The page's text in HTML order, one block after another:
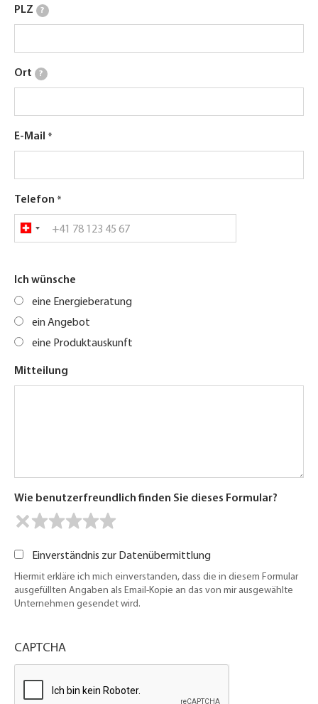
PLZ ?
Ort ?
E-Mail
Telefon
Ich wünsche
eine Energieberatung
ein Angebot
eine Produktauskunft
Mitteilung
Wie benutzerfreundlich finden Sie dieses Formular?
Einverständnis zur Datenübermittlung
Hiermit erkläre ich mich einverstanden, dass die in diesem Formular
ausgefüllten Angaben als Email-Kopie an das von mir ausgewählte
Unternehmen gesendet wird.
CAPTCHA